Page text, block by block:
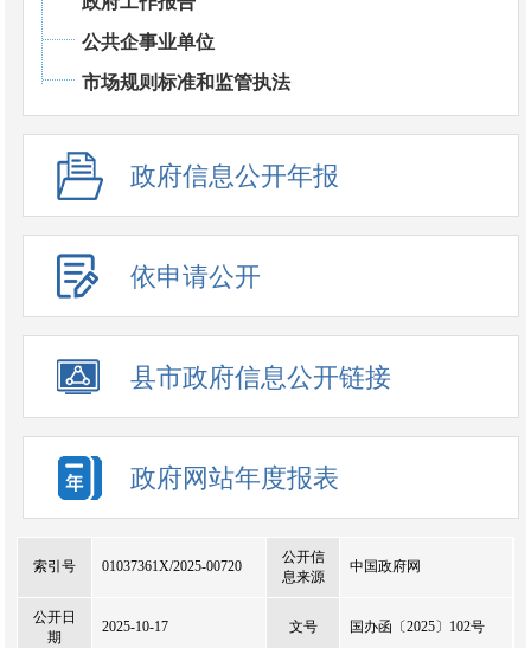
公共企事业单位
市场规则标准和监管执法
政府信息公开年报
依申请公开
县市政府信息公开链接
政府网站年度报表
索引号 01037361X/2025-00720
公开信
息来源
中国政府网
公开日
期
2025-10-17 文号 国办函〔2025〕102号